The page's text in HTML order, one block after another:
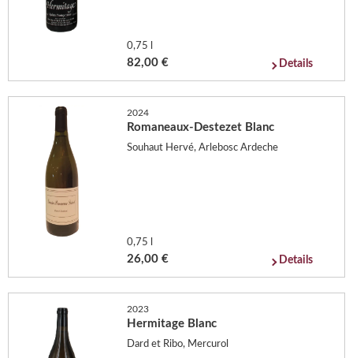
0,75 l
82,00 € Details
2024
Romaneaux-Destezet Blanc
Souhaut Hervé, Arlebosc Ardeche
0,75 l
26,00 € Details
2023
Hermitage Blanc
Dard et Ribo, Mercurol